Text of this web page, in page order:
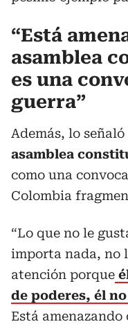
“Está
asamblea
es una
guerra”
Además, lo
asamblea
como una
Colombia
“Lo que no le
importa nada, no
atención porque
de poderes, él
Está amenazando